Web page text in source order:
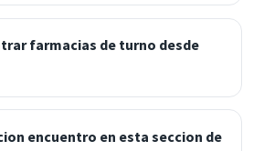
farmacias de turno desde
encuentro en esta seccion de